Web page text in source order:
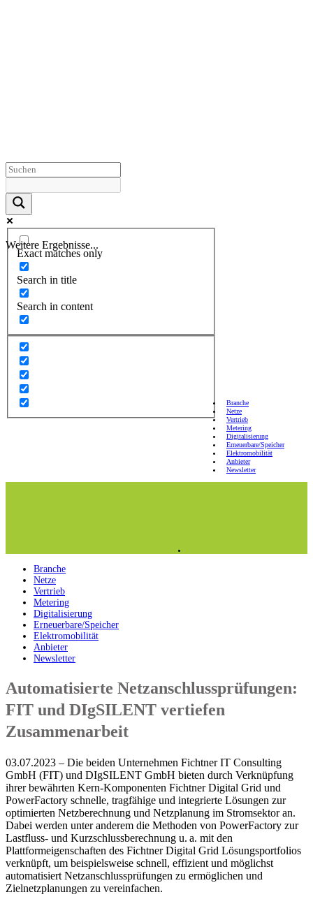
Weitere Ergebnisse...
Exact matches only
Search in title
Search in content
Branche
Netze
Vertrieb
Metering
Digitalisierung
Erneuerbare/Speicher
Elektromobilität
Anbieter
Newsletter
Branche
Netze
Vertrieb
Metering
Digitalisierung
Erneuerbare/Speicher
Elektromobilität
Anbieter
Newsletter
Automatisierte Netzanschlussprüfungen:
FIT und DIgSILENT vertiefen
Zusammenarbeit
03.07.2023 – Die beiden Unternehmen Fichtner IT Consulting
GmbH (FIT) und DIgSILENT GmbH bieten durch Verknüpfung
ihrer bewährten Kern-Komponenten Fichtner Digital Grid und
PowerFactory schnelle, tragfähige und integrierte Lösungen zur
optimierten Netzberechnung und Netzplanung im Stromsektor an.
Dabei werden unter anderem die Methoden von PowerFactory zur
Lastfluss- und Kurzschlussberechnung u. a. mit den
Plattformeigenschaften des Fichtner Digital Grid Lösungsportfolios
verknüpft, um beispielsweise schnell, effizient und möglichst
automatisiert Netzanschlussprüfungen zu ermöglichen und
Zielnetzplanungen zu vereinfachen.